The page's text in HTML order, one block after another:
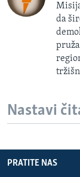
da
Nastavi
PRATITE NAS